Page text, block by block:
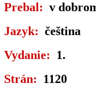
Prebal: v
Jazyk: čeština
Vydanie: 1.
Strán: 1120